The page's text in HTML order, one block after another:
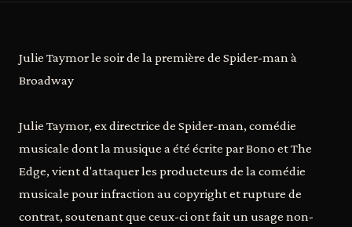
Julie Taymor le soir de la première de Spider-man à
Broadway
Julie Taymor, ex directrice de Spider-man, comédie
musicale dont la musique a été écrite par Bono et The
Edge, vient d'attaquer les producteurs de la comédie
musicale pour infraction au copyright et rupture de
contrat, soutenant que ceux-ci ont fait un usage non-